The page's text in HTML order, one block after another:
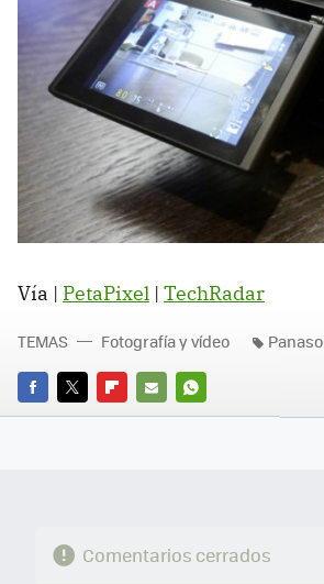
Vía | PetaPixel | TechRadar
FACEBOOK
TWITTERFLIPBOARD
E-
WHATSAPP
TEMAS Fotografía y vídeo
Comentarios cerrados